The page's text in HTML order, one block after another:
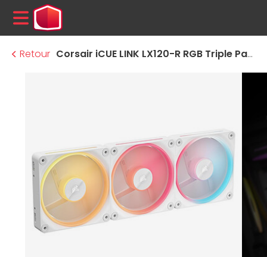
MENU
Retour
Corsair iCUE LINK LX120-R RGB Triple Pack - Blanc + iCUE LINK System Hub